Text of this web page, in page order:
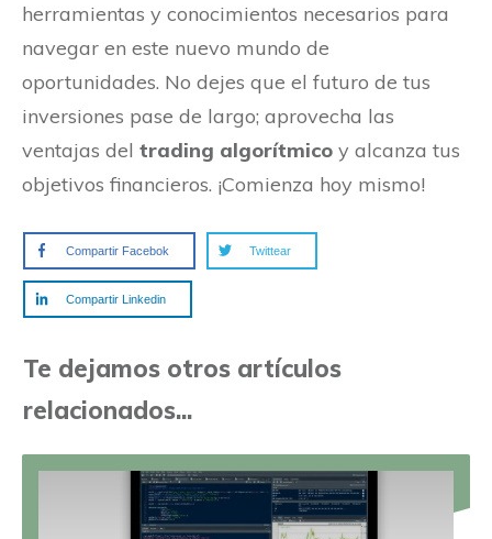
herramientas y conocimientos necesarios para
navegar en este nuevo mundo de
oportunidades. No dejes que el futuro de tus
inversiones pase de largo; aprovecha las
ventajas del trading algorítmico y alcanza tus
objetivos financieros. ¡Comienza hoy mismo!
Compartir Facebok Twittear
Compartir Linkedin
Te dejamos otros artículos
relacionados...